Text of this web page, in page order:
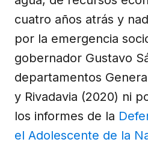
cuatro años atrás y
por la emergencia
gobernador Gustavo
departamentos
y Rivadavia (2020) ni
los informes de la
el Adolescente de la